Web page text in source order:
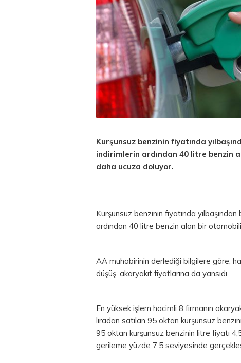
Kurşunsuz benzinin fiyatında
indirimlerin ardından 40 litre benzin
daha ucuza doluyor.
Kurşunsuz benzinin fiyatında
ardından 40 litre benzin alan bir
AA muhabirinin derlediği bilgilere göre,
düşüş, akaryakıt fiyatlarına da yansıdı.
En yüksek işlem hacimli 8 firmanın
liradan satılan 95 oktan kurşunsuz
95 oktan kurşunsuz benzinin litre fiyatı
gerileme yüzde 7,5 seviyesinde